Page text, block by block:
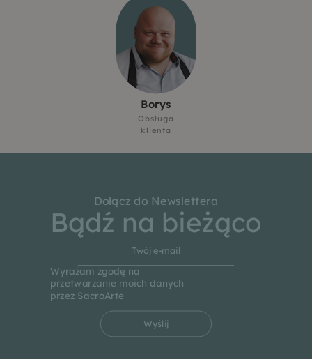
Borys
Obsługa
klienta
Dołącz do Newslettera
Bądź na bieżąco
Wyrażam zgodę na
przetwarzanie moich danych
przez SacroArte
Wyślij